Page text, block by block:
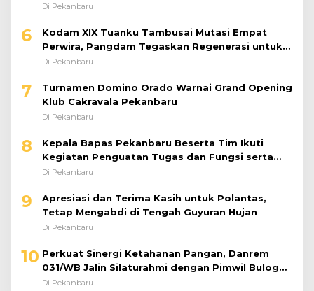
Di Pekanbaru
6
Kodam XIX Tuanku Tambusai Mutasi Empat
Perwira, Pangdam Tegaskan Regenerasi untuk
Perkuat Kinerja Satuan
Di Pekanbaru
7
Turnamen Domino Orado Warnai Grand Opening
Klub Cakravala Pekanbaru
Di Pekanbaru
8
Kepala Bapas Pekanbaru Beserta Tim Ikuti
Kegiatan Penguatan Tugas dan Fungsi serta
Paparan Penempatan WBP ke Lapas Terbuka
Di Pekanbaru
9
Apresiasi dan Terima Kasih untuk Polantas,
Tetap Mengabdi di Tengah Guyuran Hujan
Di Pekanbaru
10 Perkuat Sinergi Ketahanan Pangan, Danrem
031/WB Jalin Silaturahmi dengan Pimwil Bulog
Riau dan Kepri
Di Pekanbaru